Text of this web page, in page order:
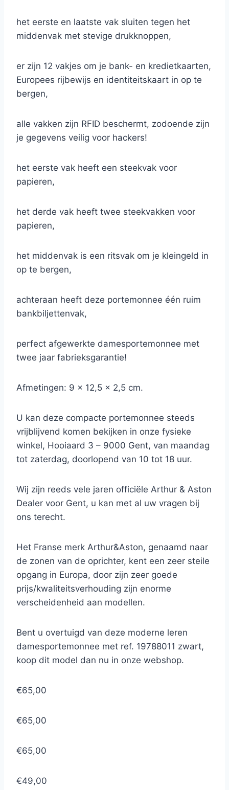
het eerste en laatste vak sluiten tegen het
middenvak met stevige drukknoppen,
er zijn 12 vakjes om je bank- en kredietkaarten,
Europees rijbewijs en identiteitskaart in op te
bergen,
alle vakken zijn RFID beschermt, zodoende zijn
je gegevens veilig voor hackers!
het eerste vak heeft een steekvak voor
papieren,
het derde vak heeft twee steekvakken voor
papieren,
het middenvak is een ritsvak om je kleingeld in
op te bergen,
achteraan heeft deze portemonnee één ruim
bankbiljettenvak,
perfect afgewerkte damesportemonnee met
twee jaar fabrieksgarantie!
Afmetingen: 9 x 12,5 x 2,5 cm.
U kan deze compacte portemonnee steeds
vrijblijvend komen bekijken in onze fysieke
winkel, Hooiaard 3 – 9000 Gent, van maandag
tot zaterdag, doorlopend van 10 tot 18 uur.
Wij zijn reeds vele jaren officiële Arthur & Aston
Dealer voor Gent, u kan met al uw vragen bij
ons terecht.
Het Franse merk Arthur&Aston, genaamd naar
de zonen van de oprichter, kent een zeer steile
opgang in Europa, door zijn zeer goede
prijs/kwaliteitsverhouding zijn enorme
verscheidenheid aan modellen.
Bent u overtuigd van deze moderne leren
damesportemonnee met ref. 19788011 zwart,
koop dit model dan nu in onze webshop.
€65,00
€65,00
€65,00
€49,00